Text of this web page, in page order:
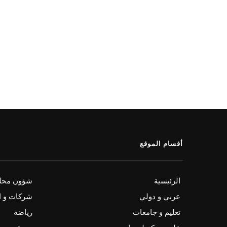
أقسام الموقع
الرئيسية
شؤون
عربي و دولي
شركات و
تعليم و جامعات
رياضة